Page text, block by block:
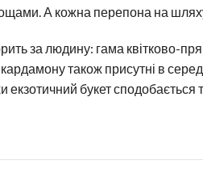
А кожна перепона на шляху
за людину: гама квітково-
кардамону також присутні в
букет сподобається